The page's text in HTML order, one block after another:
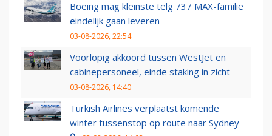
Boeing mag kleinste telg 737 MAX-familie
eindelijk gaan leveren
03-08-2026, 22:54
Voorlopig akkoord tussen WestJet en
cabinepersoneel, einde staking in zicht
03-08-2026, 14:40
Turkish Airlines verplaatst komende
winter tussenstop op route naar Sydney